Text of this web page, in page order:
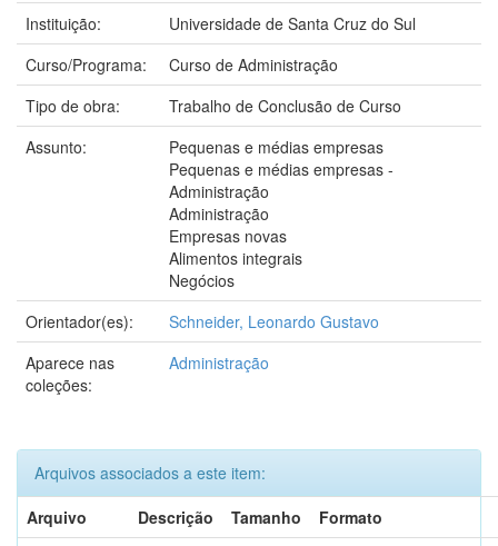
Instituição:
Universidade de Santa Cruz do Sul
Curso/Programa:
Curso de Administração
Tipo de obra:
Trabalho de Conclusão de Curso
Assunto:
Pequenas e médias empresas
Pequenas e médias empresas -
Administração
Administração
Empresas novas
Alimentos integrais
Negócios
Orientador(es):
Schneider, Leonardo Gustavo
Aparece nas
coleções:
Administração
Arquivos associados a este item:
Arquivo
Descrição Tamanho
Formato